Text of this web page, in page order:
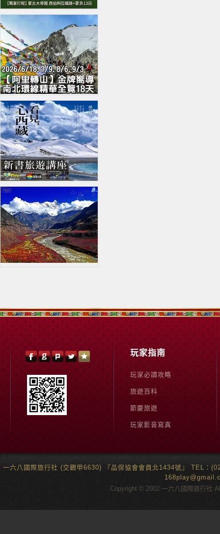
玩家指南
玩家必讀攻略
旅遊百科
節慶旅遊
玩家影音寫真
一六八國際旅行社 (交觀甲6630) 『品保協會會員北1434號』 TEL：
Copyright © 2002 一六八國際旅行社